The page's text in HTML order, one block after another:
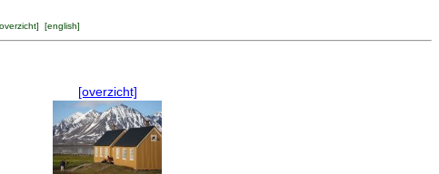
overzicht] [english]
[overzicht]